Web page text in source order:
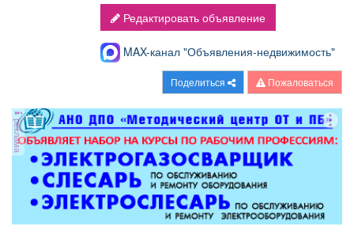
Редактировать объявление
MAX-канал "Объявления-недвижимость"
Поделиться Пожаловаться
реклама